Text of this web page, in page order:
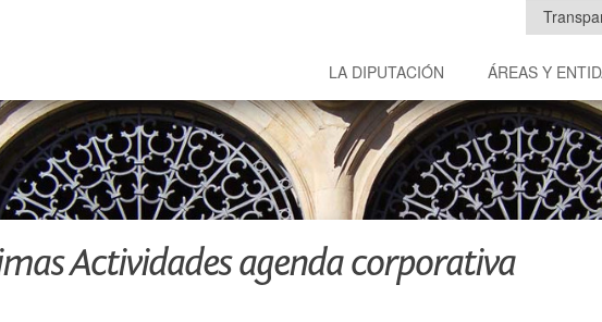
LA DIPUTACIÓN ÁREAS Y
Actividades agenda corporativa